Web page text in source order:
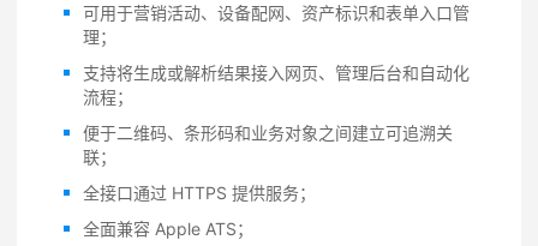
可用于营销活动、设备配网、资产标识和表单入口管
理；
支持将生成或解析结果接入网页、管理后台和自动化
流程；
便于二维码、条形码和业务对象之间建立可追溯关
联；
全接口通过 HTTPS 提供服务；
全面兼容 Apple ATS；